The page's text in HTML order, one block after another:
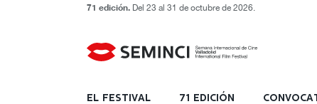
71 edición. Del 23 al 31 de octubre de 2026.
EL FESTIVAL 71 EDICIÓN